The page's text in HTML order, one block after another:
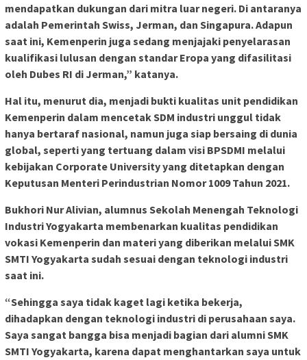
mendapatkan dukungan dari mitra luar negeri. Di antaranya
adalah Pemerintah Swiss, Jerman, dan Singapura. Adapun
saat ini, Kemenperin juga sedang menjajaki penyelarasan
kualifikasi lulusan dengan standar Eropa yang difasilitasi
oleh Dubes RI di Jerman,” katanya.
Hal itu, menurut dia, menjadi bukti kualitas unit pendidikan
Kemenperin dalam mencetak SDM industri unggul tidak
hanya bertaraf nasional, namun juga siap bersaing di dunia
global, seperti yang tertuang dalam visi BPSDMI melalui
kebijakan Corporate University yang ditetapkan dengan
Keputusan Menteri Perindustrian Nomor 1009 Tahun 2021.
Bukhori Nur Alivian, alumnus Sekolah Menengah Teknologi
Industri Yogyakarta membenarkan kualitas pendidikan
vokasi Kemenperin dan materi yang diberikan melalui SMK
SMTI Yogyakarta sudah sesuai dengan teknologi industri
saat ini.
“Sehingga saya tidak kaget lagi ketika bekerja,
dihadapkan dengan teknologi industri di perusahaan saya.
Saya sangat bangga bisa menjadi bagian dari alumni SMK
SMTI Yogyakarta, karena dapat menghantarkan saya untuk